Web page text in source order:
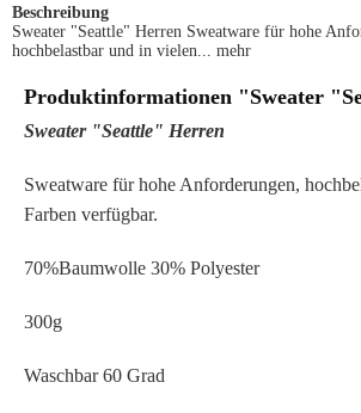
Beschreibung
Sweater "Seattle" Herren Sweatware für hohe
hochbelastbar und in vielen... mehr
Produktinformationen "Sweater
Sweater "Seattle" Herren
Sweatware für hohe Anforderungen,
Farben verfügbar.
70%Baumwolle 30% Polyester
300g
Waschbar 60 Grad